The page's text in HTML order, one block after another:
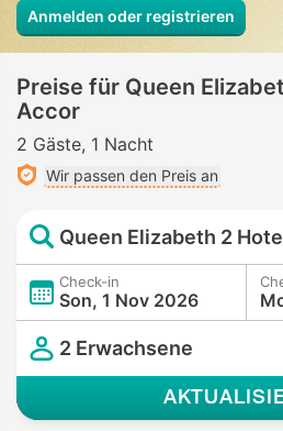
Anmelden oder registrieren
Preise für Queen
Accor
2 Gäste 1 Nacht
Wir passen den Preis an
Queen Elizabeth 2
Check-in
Son, 1 Nov 2026
2 Erwachsene